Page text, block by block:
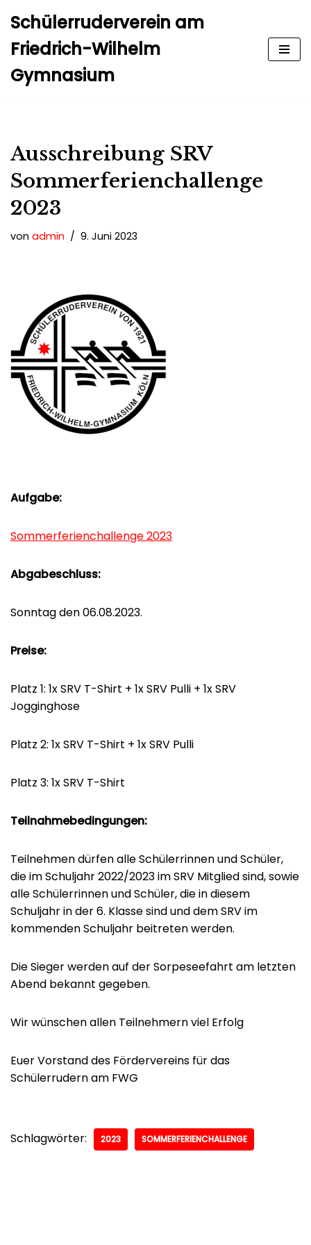
Zum
Inhalt
springen
Schülerruderverein am
Friedrich-Wilhelm
Gymnasium
Ausschreibung SRV
Sommerferienchallenge
2023
von admin 9. Juni 2023
Aufgabe:
Sommerferienchallenge 2023
Abgabeschluss:
Sonntag den 06.08.2023.
Preise:
Platz 1: 1x SRV T-Shirt + 1x SRV Pulli + 1x SRV
Jogginghose
Platz 2: 1x SRV T-Shirt + 1x SRV Pulli
Platz 3: 1x SRV T-Shirt
Teilnahmebedingungen:
Teilnehmen dürfen alle Schülerrinnen und Schüler,
die im Schuljahr 2022/2023 im SRV Mitglied sind, sowie
alle Schülerrinnen und Schüler, die in diesem
Schuljahr in der 6. Klasse sind und dem SRV im
kommenden Schuljahr beitreten werden.
Die Sieger werden auf der Sorpeseefahrt am letzten
Abend bekannt gegeben.
Wir wünschen allen Teilnehmern viel Erfolg
Euer Vorstand des Fördervereins für das
Schülerrudern am FWG
Schlagwörter: 2023 SOMMERFERIENCHALLENGE